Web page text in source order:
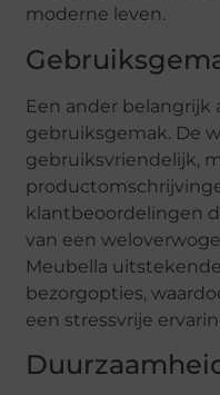
moderne leven.
Een ander belangrijk
gebruiksgemak. De
gebruiksvriendelijk,
klantbeoordelingen
van een
Meubella
bezorgopties,
een stressvrije